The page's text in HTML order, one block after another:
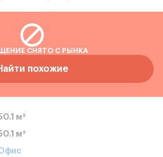
СНЯТО С РЫНКА
похожие
м²
м²